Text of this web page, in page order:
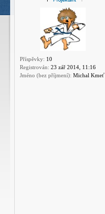
Příspěvky: 10
Registrován: 23 zář 2014, 11:16
Jméno (bez příjmení): Michal Kmeť